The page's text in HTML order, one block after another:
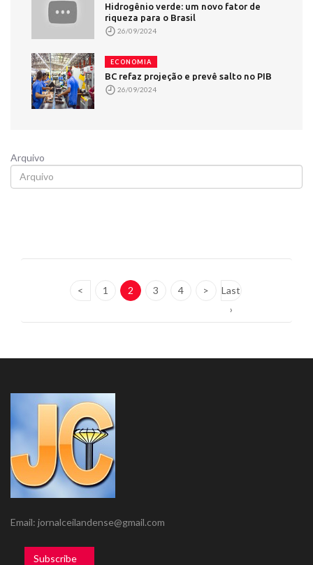
Hidrogênio verde: um novo fator de
riqueza para o Brasil
26/09/2024
ECONOMIA
BC refaz projeção e prevê salto no PIB
26/09/2024
Arquivo
< 1 2 3 4 >
Last
›
Email: jornalceilandense@gmail.com
Subscribe